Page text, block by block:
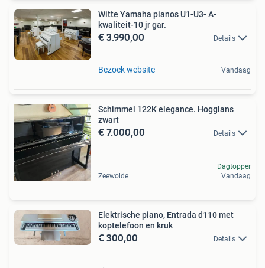
Witte Yamaha pianos U1-U3- A-
kwaliteit-10 jr gar.
€ 3.990,00 Details
Bezoek website Vandaag
Schimmel 122K elegance. Hogglans
zwart
€ 7.000,00 Details
Zeewolde
Dagtopper
Vandaag
Elektrische piano, Entrada d110 met
koptelefoon en kruk
€ 300,00 Details